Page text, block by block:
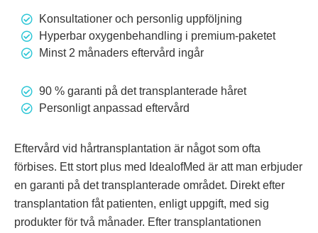
Konsultationer och personlig uppföljning
Hyperbar oxygenbehandling i premium-paketet
Minst 2 månaders eftervård ingår
90 % garanti på det transplanterade håret
Personligt anpassad eftervård
Eftervård vid hårtransplantation är något som ofta
förbises. Ett stort plus med IdealofMed är att man erbjuder
en garanti på det transplanterade området. Direkt efter
transplantation fåt patienten, enligt uppgift, med sig
produkter för två månader. Efter transplantationen